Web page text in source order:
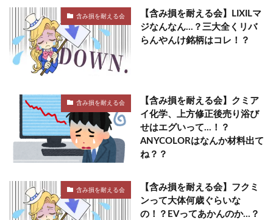
含み損を耐える会
【含み損を耐える会】LIXILマ
ジなんなん…？三大全くリバ
らんやんけ銘柄はコレ！？
含み損を耐える会
【含み損を耐える会】クミア
イ化学、上方修正後売り浴び
せはエグいって…！？
ANYCOLORはなんか材料出て
ね？？
含み損を耐える会
【含み損を耐える会】フクミ
ンって大体何歳ぐらいな
の！？EVってあかんのか…？